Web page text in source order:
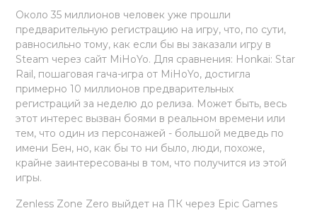
Около 35 миллионов человек уже прошли
предварительную регистрацию на игру, что, по сути,
равносильно тому, как если бы вы заказали игру в
Steam через сайт MiHoYo. Для сравнения: Honkai: Star
Rail, пошаговая гача-игра от MiHoYo, достигла
примерно 10 миллионов предварительных
регистраций за неделю до релиза. Может быть, весь
этот интерес вызван боями в реальном времени или
тем, что один из персонажей - большой медведь по
имени Бен, но, как бы то ни было, люди, похоже,
крайне заинтересованы в том, что получится из этой
игры.
Zenless Zone Zero выйдет на ПК через Epic Games